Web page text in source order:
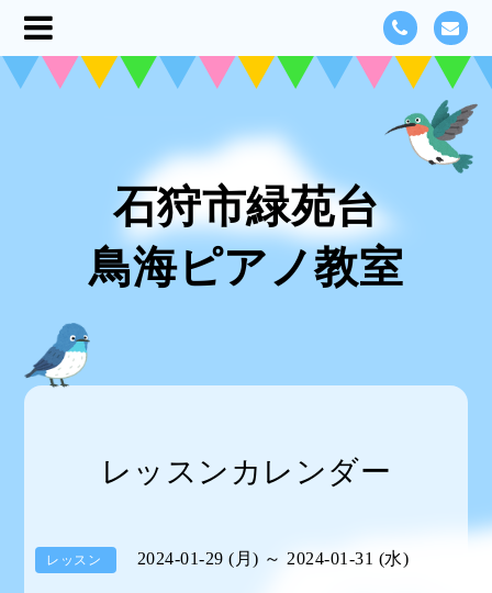
石狩市緑苑台
鳥海ピアノ教室
レッスンカレンダー
レッスン 2024-01-29 (月) ～ 2024-01-31 (水)